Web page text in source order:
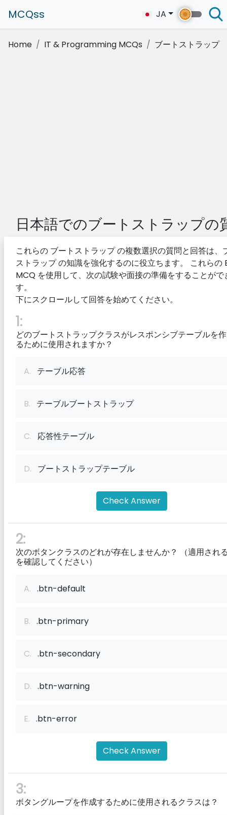
MCQss JA
Home IT & Programming MCQs ブートストラップ
日本語でのブートストラップの
これらの ブートストラップ の複数選択の質問と回答は、
ストラップ の知識を強化するのに役立ちます。 これらの
MCQ を使用して、次の試験や面接の準備をすることがで
す。
下にスクロールして回答を始めてください。
1:
どのブートストラップクラスがレスポンシブテーブルを
るために使用されますか？
A. テーブル応答
B. テーブルブートストラップ
C. 応答性テーブル
D. ブートストラップテーブル
Check Answer
2:
次のボタンクラスのどれが存在しませんか？ （適用され
を確認してください）
A. .btn-default
B. .btn-primary
C. .btn-secondary
D. .btn-warning
E. .btn-error
Check Answer
3:
ボタングループを作成するために使用されるクラスは？